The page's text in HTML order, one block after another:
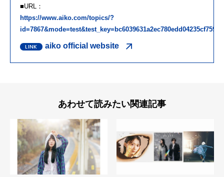
■URL：
https://www.aiko.com/topics/?
aiko official website
あわせて読みたい関連記事